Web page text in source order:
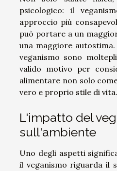
psicologico: il
approccio più
può portare a un
una maggiore
veganismo sono
valido motivo per
alimentare non solo
vero e proprio stile di vita.
L'impatto del
sull'ambiente
Uno degli aspetti
il veganismo riguarda il